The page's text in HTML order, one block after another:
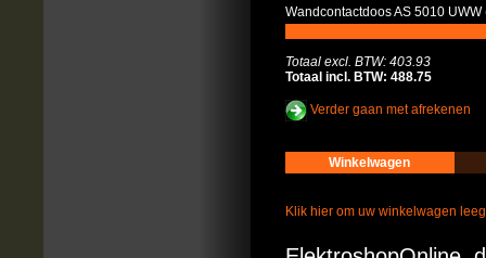
Wandcontactdoos AS 5010
Totaal excl. BTW: 403.93
Totaal incl. BTW: 488.75
Verder gaan met afrekenen
Winkelwagen
Klik hier om uw winkelwagen